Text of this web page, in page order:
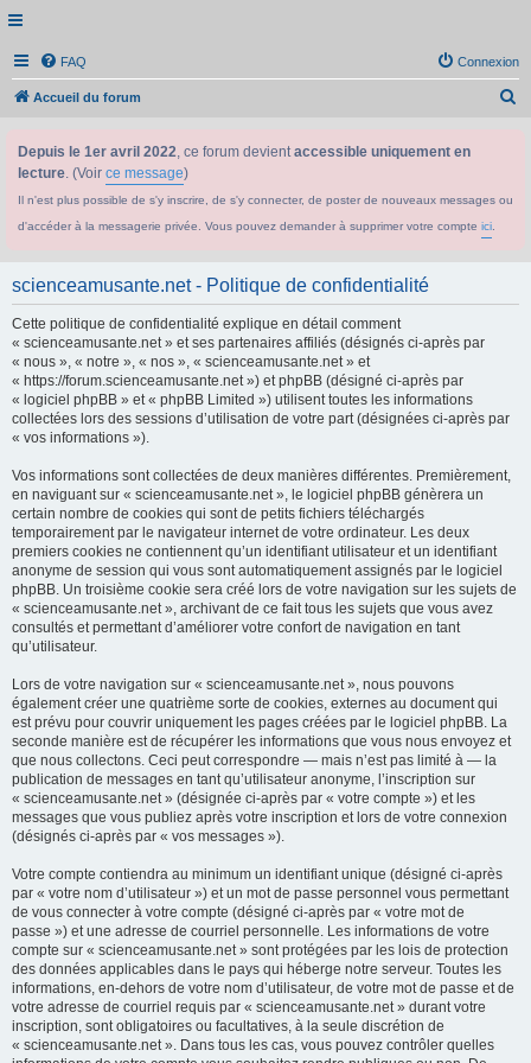
FAQ Connexion
Accueil du forum
Depuis le 1er avril 2022, ce forum devientaccessible uniquement en
lecture. (Voir ce message)
Il n'est plus possible de s'y inscrire, de s'y connecter, de poster de nouveaux messages ou
d'accéder à la messagerie privée. Vous pouvez demander à supprimer votre compte ici
scienceamusante.net - Politique de confidentialité
Cette politique de confidentialité explique en détail comment
« scienceamusante.net » et ses partenaires affiliés (désignés ci-après par
« nous », « notre », « nos », « scienceamusante.net » et
« https://forum.scienceamusante.net ») et phpBB (désigné ci-après par
« logiciel phpBB » et « phpBB Limited ») utilisent toutes les informations
collectées lors des sessions d’utilisation de votre part (désignées ci-après par
« vos informations »).
Vos informations sont collectées de deux manières différentes. Premièrement,
en naviguant sur « scienceamusante.net », le logiciel phpBB génèrera un
certain nombre de cookies qui sont de petits fichiers téléchargés
temporairement par le navigateur internet de votre ordinateur. Les deux
premiers cookies ne contiennent qu’un identifiant utilisateur et un identifiant
anonyme de session qui vous sont automatiquement assignés par le logiciel
phpBB. Un troisième cookie sera créé lors de votre navigation sur les sujets de
« scienceamusante.net », archivant de ce fait tous les sujets que vous avez
consultés et permettant d’améliorer votre confort de navigation en tant
qu’utilisateur.
Lors de votre navigation sur « scienceamusante.net », nous pouvons
également créer une quatrième sorte de cookies, externes au document qui
est prévu pour couvrir uniquement les pages créées par le logiciel phpBB. La
seconde manière est de récupérer les informations que vous nous envoyez et
que nous collectons. Ceci peut correspondre — mais n’est pas limité à — la
publication de messages en tant qu’utilisateur anonyme, l’inscription sur
« scienceamusante.net » (désignée ci-après par « votre compte ») et les
messages que vous publiez après votre inscription et lors de votre connexion
(désignés ci-après par « vos messages »).
Votre compte contiendra au minimum un identifiant unique (désigné ci-après
par « votre nom d’utilisateur ») et un mot de passe personnel vous permettant
de vous connecter à votre compte (désigné ci-après par « votre mot de
passe ») et une adresse de courriel personnelle. Les informations de votre
compte sur « scienceamusante.net » sont protégées par les lois de protection
des données applicables dans le pays qui héberge notre serveur. Toutes les
informations, en-dehors de votre nom d’utilisateur, de votre mot de passe et de
votre adresse de courriel requis par « scienceamusante.net » durant votre
inscription, sont obligatoires ou facultatives, à la seule discrétion de
« scienceamusante.net ». Dans tous les cas, vous pouvez contrôler quelles